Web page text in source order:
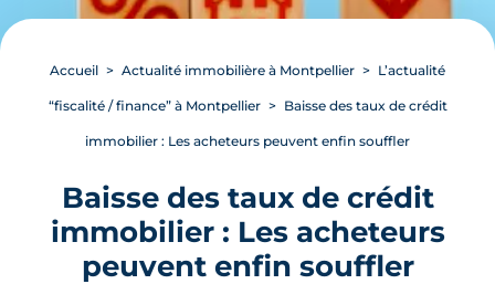
Accueil Actualité immobilière à Montpellier L’actualité
“fiscalité / finance” à Montpellier Baisse des taux de crédit
immobilier : Les acheteurs peuvent enfin souffler
Baisse des taux de crédit
immobilier : Les acheteurs
peuvent enfin souffler